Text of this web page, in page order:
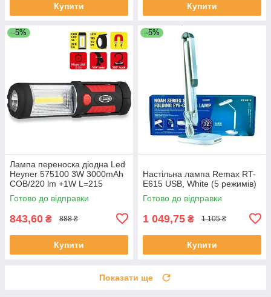
Купити Купити
–5%
Лампа переноска діодна Led
Heyner 575100 3W 3000mAh
COB/220 lm +1W L=215
магнит microUSB/крючек/
мен.угол
Готово до відправки
843,60 ₴ 888 ₴
Купити
–5%
Настільна лампа Remax RT-
E615 USB, White (5 режимів)
Готово до відправки
1 049,75 ₴ 1 105 ₴
Купити
Показати ще